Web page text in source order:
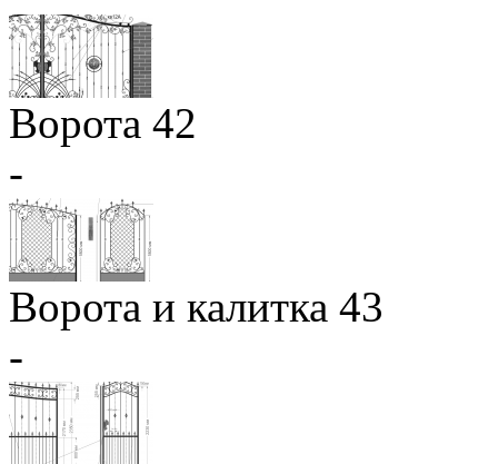
Ворота 42
-
Ворота и калитка 43
-